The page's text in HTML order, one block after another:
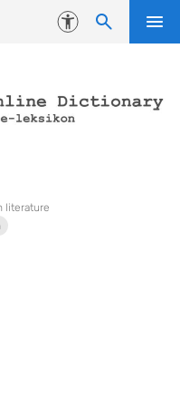
Accessibility
literature